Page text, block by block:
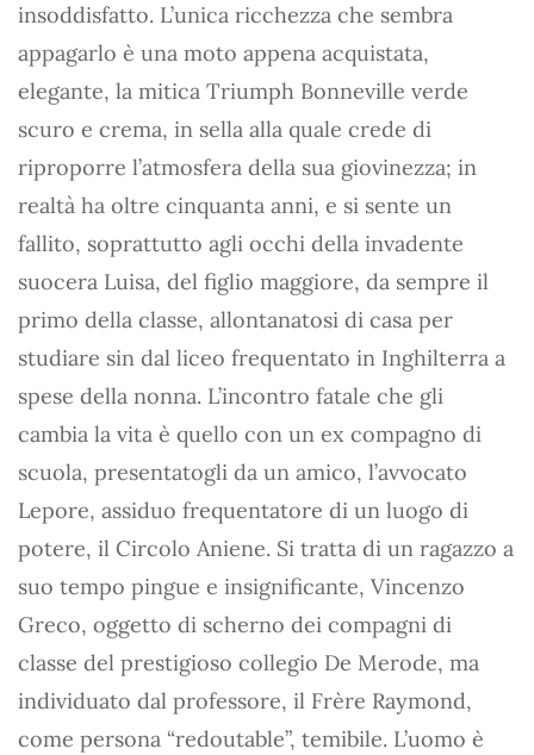
insoddisfatto. L’unica ricchezza che sembra
appagarlo è una moto appena acquistata,
elegante, la mitica Triumph Bonneville verde
scuro e crema, in sella alla quale crede di
riproporre l’atmosfera della sua giovinezza; in
realtà ha oltre cinquanta anni, e si sente un
fallito, soprattutto agli occhi della invadente
suocera Luisa, del figlio maggiore, da sempre il
primo della classe, allontanatosi di casa per
studiare sin dal liceo frequentato in Inghilterra a
spese della nonna. L’incontro fatale che gli
cambia la vita è quello con un ex compagno di
scuola, presentatogli da un amico, l’avvocato
Lepore, assiduo frequentatore di un luogo di
potere, il Circolo Aniene. Si tratta di un ragazzo a
suo tempo pingue e insignificante, Vincenzo
Greco, oggetto di scherno dei compagni di
classe del prestigioso collegio De Merode, ma
individuato dal professore, il Frère Raymond,
come persona “redoutable”, temibile. L’uomo è